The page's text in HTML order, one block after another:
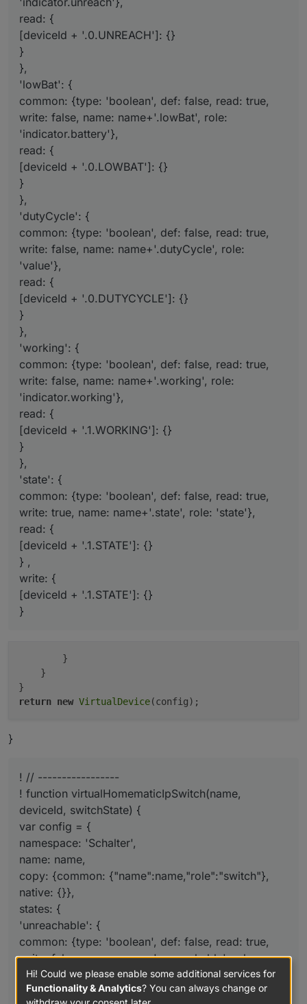
read: {
[deviceId + '.0.UNREACH']: {}
}
},
'lowBat': {
common: {type: 'boolean', def: false, read: true,
write: false, name: name+'.lowBat', role:
'indicator.battery'},
read: {
[deviceId + '.0.LOWBAT']: {}
}
},
'dutyCycle': {
common: {type: 'boolean', def: false, read: true,
write: false, name: name+'.dutyCycle', role:
'value'},
read: {
[deviceId + '.0.DUTYCYCLE']: {}
}
},
'working': {
common: {type: 'boolean', def: false, read: true,
write: false, name: name+'.working', role:
'indicator.working'},
read: {
[deviceId + '.1.WORKING']: {}
}
},
'state': {
common: {type: 'boolean', def: false, read: true,
write: true, name: name+'.state', role: 'state'},
read: {
[deviceId + '.1.STATE']: {}
} ,
write: {
[deviceId + '.1.STATE']: {}
}
        }
    }
return new VirtualDevice
}
! // -----------------
! function virtualHomematicIpSwitch(name,
deviceId, switchState) {
var config = {
namespace: 'Schalter',
name: name,
copy: {common: {"name":name,"role":"switch"},
native: {}},
states: {
'unreachable': {
common: {type: 'boolean', def: false, read: true,
write: false, name: name+'.unreachable', role:
'indicator.unreach'},
read: {
Hi! Could we please enable some additional services for
Functionality & Analytics? You can always change or